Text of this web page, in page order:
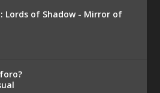
Lords of Shadow - Mirror of